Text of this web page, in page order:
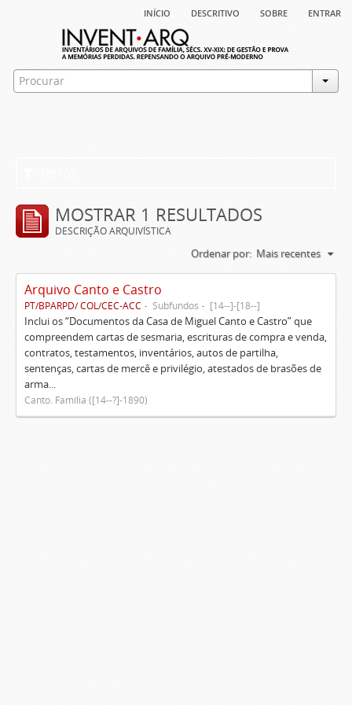
início descritivo sobre entrar
MOSTRAR 1 RESULTADOS
DESCRIÇÃO ARQUIVÍSTICA
Ordenar por: Mais recentes
Arquivo Canto e Castro
PT/BPARPD/ COL/CEC-ACC Subfundos [14--]-[18--]
Inclui os “Documentos da Casa de Miguel Canto e Castro” que
compreendem cartas de sesmaria, escrituras de compra e venda,
contratos, testamentos, inventários, autos de partilha,
sentenças, cartas de mercê e privilégio, atestados de brasões de
arma...
Canto. Família ([14--?]-1890)